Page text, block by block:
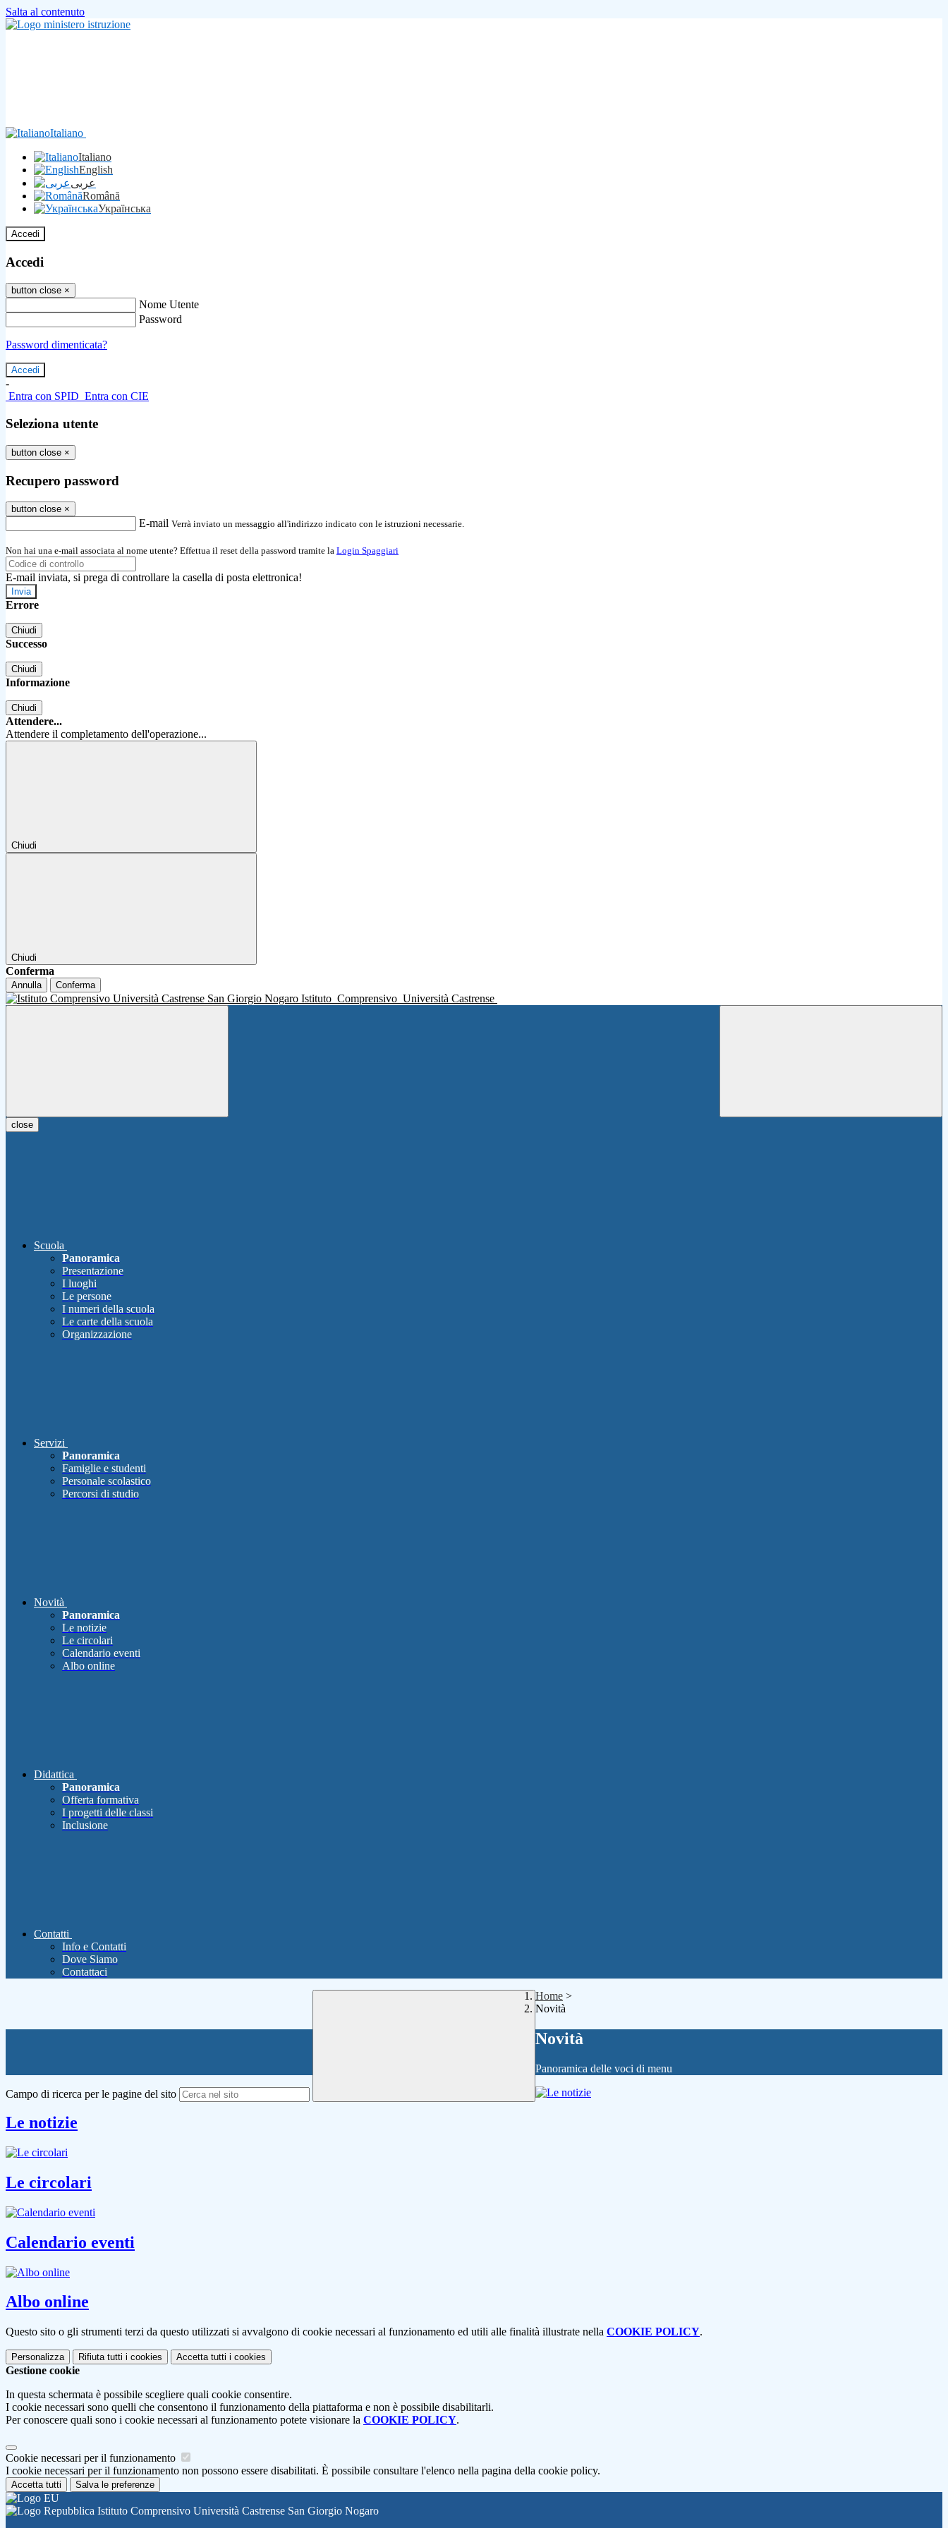
Salta al contenuto
Italiano
Italiano
English
عربى
Română
Українська
Accedi
Accedi
button close ×
Nome Utente
Password
Password dimenticata?
-
Entra con SPID Entra con CIE
Seleziona utente
button close ×
Recupero password
button close ×
E-mail Verrà inviato un messaggio all'indirizzo indicato con le istruzioni necessarie.
Non hai una e-mail associata al nome utente? Effettua il reset della password tramite la Login Spaggiari
E-mail inviata, si prega di controllare la casella di posta elettronica!
Errore
Chiudi
Successo
Chiudi
Informazione
Chiudi
Attendere...
Attendere il completamento dell'operazione...
Chiudi
Chiudi
Conferma
Annulla Conferma
Istituto Comprensivo Università Castrense
close
Scuola
Panoramica
Presentazione
I luoghi
Le persone
I numeri della scuola
Le carte della scuola
Organizzazione
Servizi
Panoramica
Famiglie e studenti
Personale scolastico
Percorsi di studio
Novità
Panoramica
Le notizie
Le circolari
Calendario eventi
Albo online
Didattica
Panoramica
Offerta formativa
I progetti delle classi
Inclusione
Contatti
Info e Contatti
Dove Siamo
Contattaci
Campo di ricerca per le pagine del sito
Home >
Novità
Novità
Panoramica delle voci di menu
Le notizie
Le circolari
Calendario eventi
Albo online
Questo sito o gli strumenti terzi da questo utilizzati si avvalgono di cookie necessari al funzionamento ed utili alle finalità illustrate nella COOKIE POLICY.
Personalizza Rifiuta tutti i cookies Accetta tutti i cookies
Gestione cookie
In questa schermata è possibile scegliere quali cookie consentire.
I cookie necessari sono quelli che consentono il funzionamento della piattaforma e non è possibile disabilitarli.
Per conoscere quali sono i cookie necessari al funzionamento potete visionare la COOKIE POLICY.
Cookie necessari per il funzionamento
I cookie necessari per il funzionamento non possono essere disabilitati. È possibile consultare l'elenco nella pagina della cookie policy.
Accetta tutti Salva le preferenze
Istituto Comprensivo Università Castrense San Giorgio Nogaro